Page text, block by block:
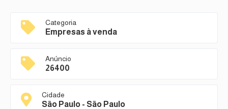
Categoria
Empresas à venda
Anúncio
26400
Cidade
São Paulo - São Paulo